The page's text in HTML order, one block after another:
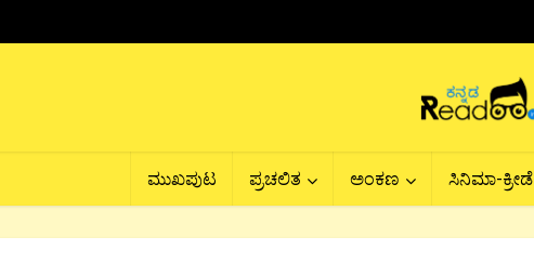
ಮುಖಪುಟ ಪ್ರಚಲಿತ ಅಂಕಣ ಸಿನಿಮಾ-ಕ್ರೀಡೆ